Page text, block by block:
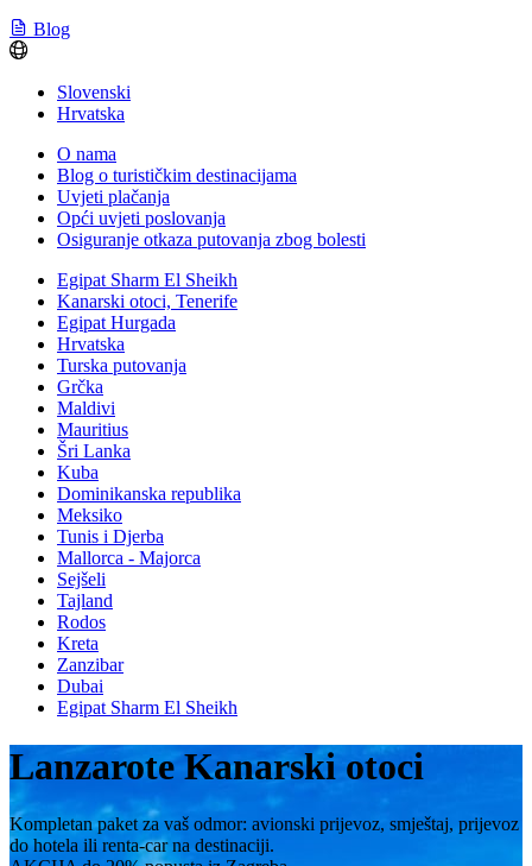
Blog
Slovenski
Hrvatska
O nama
Blog o turističkim destinacijama
Uvjeti plačanja
Opći uvjeti poslovanja
Osiguranje otkaza putovanja zbog bolesti
Egipat Sharm El Sheikh
Kanarski otoci, Tenerife
Egipat Hurgada
Hrvatska
Turska putovanja
Grčka
Maldivi
Mauritius
Šri Lanka
Kuba
Dominikanska republika
Meksiko
Tunis i Djerba
Mallorca - Majorca
Sejšeli
Tajland
Rodos
Kreta
Zanzibar
Dubai
Egipat Sharm El Sheikh
Lanzarote Kanarski otoci
Kompletan paket za vaš odmor: avionski prijevoz, smještaj, prijevoz
do hotela ili renta-car na destinaciji.